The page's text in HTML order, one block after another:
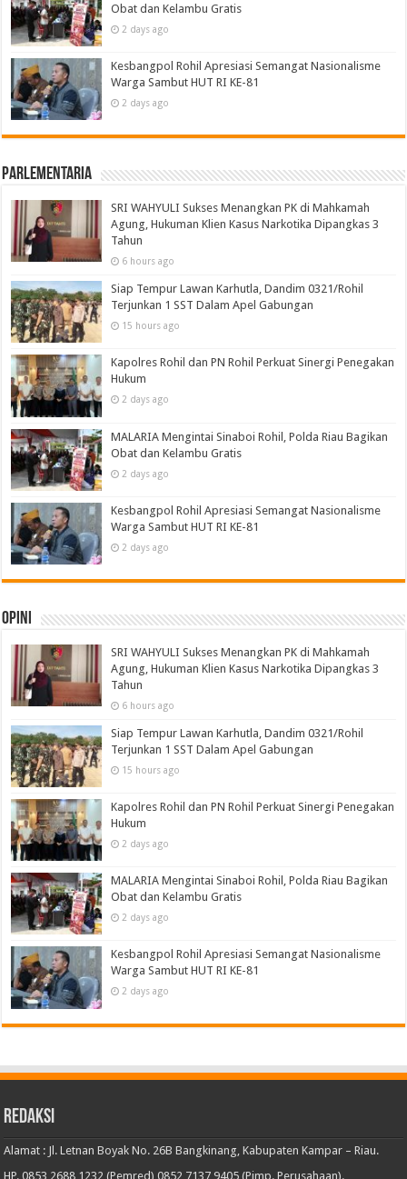
Obat dan Kelambu Gratis
2 days ago
Kesbangpol Rohil Apresiasi Semangat Nasionalisme
Warga Sambut HUT RI KE-81
2 days ago
Parlementaria
SRI WAHYULI Sukses Menangkan PK di Mahkamah
Agung, Hukuman Klien Kasus Narkotika Dipangkas 3
Tahun
6 hours ago
Siap Tempur Lawan Karhutla, Dandim 0321/Rohil
Terjunkan 1 SST Dalam Apel Gabungan
15 hours ago
Kapolres Rohil dan PN Rohil Perkuat Sinergi Penegakan
Hukum
2 days ago
MALARIA Mengintai Sinaboi Rohil, Polda Riau Bagikan
Obat dan Kelambu Gratis
2 days ago
Kesbangpol Rohil Apresiasi Semangat Nasionalisme
Warga Sambut HUT RI KE-81
2 days ago
Opini
SRI WAHYULI Sukses Menangkan PK di Mahkamah
Agung, Hukuman Klien Kasus Narkotika Dipangkas 3
Tahun
6 hours ago
Siap Tempur Lawan Karhutla, Dandim 0321/Rohil
Terjunkan 1 SST Dalam Apel Gabungan
15 hours ago
Kapolres Rohil dan PN Rohil Perkuat Sinergi Penegakan
Hukum
2 days ago
MALARIA Mengintai Sinaboi Rohil, Polda Riau Bagikan
Obat dan Kelambu Gratis
2 days ago
Kesbangpol Rohil Apresiasi Semangat Nasionalisme
Warga Sambut HUT RI KE-81
2 days ago
Redaksi
Alamat : Jl. Letnan Boyak No. 26B Bangkinang, Kabupaten Kampar – Riau.
HP. 0853 2688 1232 (Pemred) 0852 7137 9405 (Pimp. Perusahaan).